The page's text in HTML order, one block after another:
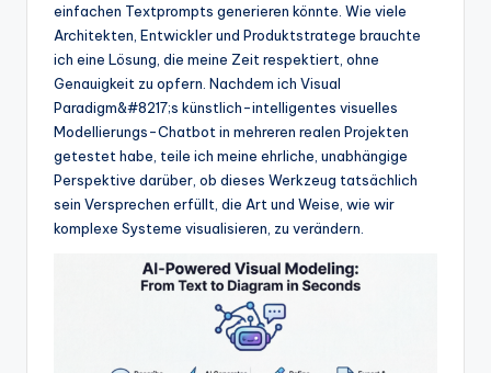
&
S
o
ft
w
einfachen Textprompts generieren könnte. Wie viele
Architekten, Entwickler und Produktstratege brauchte
ich eine Lösung, die meine Zeit respektiert, ohne
Genauigkeit zu opfern. Nachdem ich Visual
Paradigm&#8217;s künstlich-intelligentes visuelles
Modellierungs-Chatbot in mehreren realen Projekten
getestet habe, teile ich meine ehrliche, unabhängige
Perspektive darüber, ob dieses Werkzeug tatsächlich
sein Versprechen erfüllt, die Art und Weise, wie wir
komplexe Systeme visualisieren, zu verändern.